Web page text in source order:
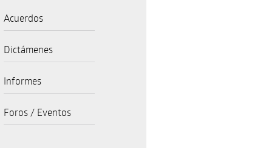
Acuerdos
Dictámenes
Informes
Foros / Eventos